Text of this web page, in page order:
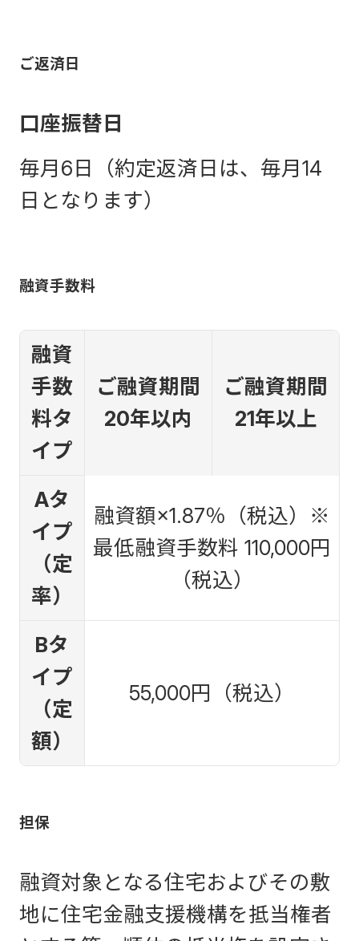
ご返済日
口座振替日
毎月6日（約定返済日は、毎月14
日となります）
融資手数料
融資
手数
料タ
イプ
ご融資期間
20年以内
ご融資期間
21年以上
Aタ
イプ
（定
率）
融資額×1.87％（税込）※
最低融資手数料 110,000円
（税込）
Bタ
イプ
（定
額）
55,000円（税込）
担保
融資対象となる住宅およびその敷
地に住宅金融支援機構を抵当権者